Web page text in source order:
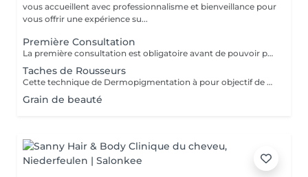
vous accueillent avec professionnalisme et bienveillance pour
vous offrir une expérience su...
Première Consultation
La première consultation est obligatoire avant de pouvoir prendre un rendez-vous pour la dermo-pigmentation.
Taches de Rousseurs
Cette technique de Dermopigmentation à pour objectif de donner l'illusion d'avoir de vraies tâches de rousseur dans le but de rehausser le teint, accentuer celles qui sont déja existantes et faire ressortir les pommettes. Elles donnent une effet « bonne mine » instantanément. Elles restent un minimum de 3 à 5 ans et commencent à disparaitre à partir de 3 ans. Elles ne présentent aucun risque car elles se pattinent très bien avec le temps et ne nécessitent pas forcément de retouche.
Grain de beauté